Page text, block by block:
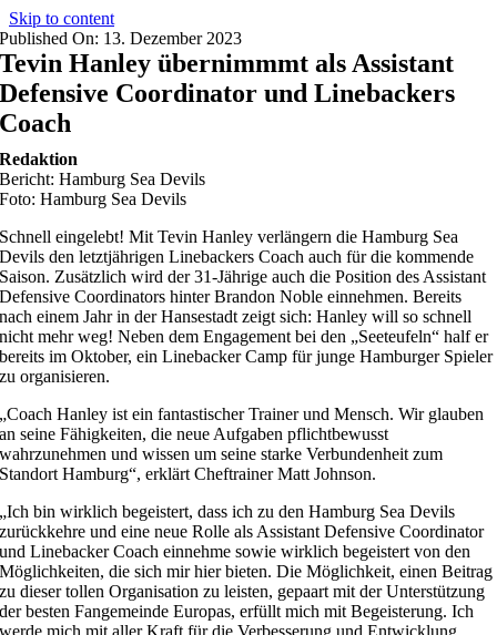
Skip to content
Published On: 13. Dezember 2023
Tevin Hanley übernimmmt als Assistant
Defensive Coordinator und Linebackers
Coach
Redaktion
Bericht: Hamburg Sea Devils
Foto: Hamburg Sea Devils
Schnell eingelebt! Mit Tevin Hanley verlängern die Hamburg Sea
Devils den letztjährigen Linebackers Coach auch für die kommende
Saison. Zusätzlich wird der 31-Jährige auch die Position des Assistant
Defensive Coordinators hinter Brandon Noble einnehmen. Bereits
nach einem Jahr in der Hansestadt zeigt sich: Hanley will so schnell
nicht mehr weg! Neben dem Engagement bei den „Seeteufeln“ half er
bereits im Oktober, ein Linebacker Camp für junge Hamburger Spieler
zu organisieren.
„Coach Hanley ist ein fantastischer Trainer und Mensch. Wir glauben
an seine Fähigkeiten, die neue Aufgaben pflichtbewusst
wahrzunehmen und wissen um seine starke Verbundenheit zum
Standort Hamburg“, erklärt Cheftrainer Matt Johnson.
„Ich bin wirklich begeistert, dass ich zu den Hamburg Sea Devils
zurückkehre und eine neue Rolle als Assistant Defensive Coordinator
und Linebacker Coach einnehme sowie wirklich begeistert von den
Möglichkeiten, die sich mir hier bieten. Die Möglichkeit, einen Beitrag
zu dieser tollen Organisation zu leisten, gepaart mit der Unterstützung
der besten Fangemeinde Europas, erfüllt mich mit Begeisterung. Ich
werde mich mit aller Kraft für die Verbesserung und Entwicklung